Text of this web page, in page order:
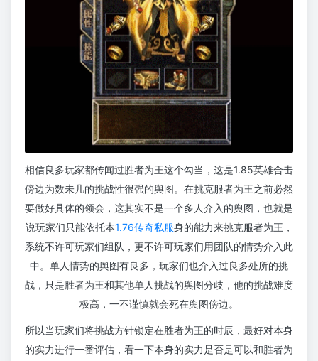
相信良多玩家都传闻过胜者为王这个勾当，这是1.85英雄合击
傍边为数未几的挑战性很强的舆图。在挑克服者为王之前必然
要做好具体的领会，这其实不是一个多人介入的舆图，也就是
说玩家们只能依托本1.76传奇私服身的能力来挑克服者为王，
系统不许可玩家们组队，更不许可玩家们用团队的情势介入此
中。单人情势的舆图有良多，玩家们也介入过良多处所的挑
战，只是胜者为王和其他单人挑战的舆图分歧，他的挑战难度
极高，一不谨慎就会死在舆图傍边。
所以当玩家们将挑战方针锁定在胜者为王的时辰，最好对本身
的实力进行一番评估，看一下本身的实力是否是可以和胜者为